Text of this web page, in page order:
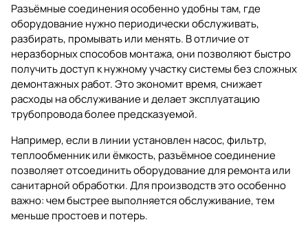
Разъёмные соединения особенно удобны там, где
оборудование нужно периодически обслуживать,
разбирать, промывать или менять. В отличие от
неразборных способов монтажа, они позволяют быстро
получить доступ к нужному участку системы без сложных
демонтажных работ. Это экономит время, снижает
расходы на обслуживание и делает эксплуатацию
трубопровода более предсказуемой.
Например, если в линии установлен насос, фильтр,
теплообменник или ёмкость, разъёмное соединение
позволяет отсоединить оборудование для ремонта или
санитарной обработки. Для производств это особенно
важно: чем быстрее выполняется обслуживание, тем
меньше простоев и потерь.